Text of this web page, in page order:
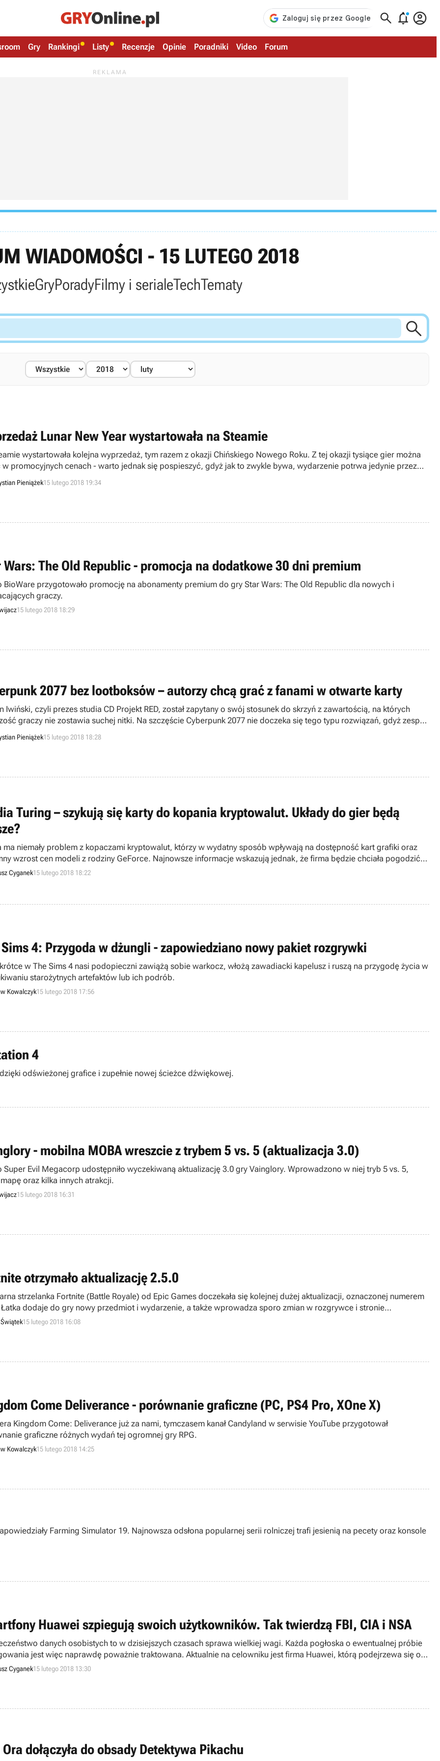
  
Gry Rankingi Listy Recenzje Opinie Poradniki Video Forum
WIADOMOŚCI - 15 LUTEGO 2018
GryPoradyFilmy i serialeTechTematy

Lunar New Year wystartowała na Steamie
wystartowała kolejna wyprzedaż, tym razem z okazji Chińskiego Nowego Roku. Z tej okazji tysiące gier można
w promocyjnych cenach - warto jednak się pospieszyć, gdyż jak to zwykle bywa, wydarzenie potrwa jedynie przez
Pieniążek15 lutego 2018 19:34
Wars: The Old Republic - promocja na dodatkowe 30 dni premium
BioWare przygotowało promocję na abonamenty premium do gry Star Wars: The Old Republic dla nowych i
graczy.
15 lutego 2018 18:29
2077 bez lootboksów – autorzy chcą grać z fanami w otwarte karty
Iwiński, czyli prezes studia CD Projekt RED, został zapytany o swój stosunek do skrzyń z zawartością, na których
graczy nie zostawia suchej nitki. Na szczęście Cyberpunk 2077 nie doczeka się tego typu rozwiązań, gdyż zespół
by dostarczyć dokładnie taką produkcję, na jaką czekają fani jego twórczości.
Pieniążek15 lutego 2018 18:28
Turing – szykują się karty do kopania kryptowalut. Układy do gier będą
ma niemały problem z kopaczami kryptowalut, którzy w wydatny sposób wpływają na dostępność kart grafiki oraz
wzrost cen modeli z rodziny GeForce. Najnowsze informacje wskazują jednak, że firma będzie chciała pogodzić
zwaśnione strony – graczy i wydobywców wirtualnych walut.
Cyganek15 lutego 2018 18:22
4: Przygoda w dżungli - zapowiedziano nowy pakiet rozgrywki
w The Sims 4 nasi podopieczni zawiążą sobie warkocz, włożą zawadiacki kapelusz i ruszą na przygodę życia w
starożytnych artefaktów lub ich podrób.
Kowalczyk15 lutego 2018 17:56
4
odświeżonej grafice i zupełnie nowej ścieżce dźwiękowej.
- mobilna MOBA wreszcie z trybem 5 vs. 5 (aktualizacja 3.0)
Super Evil Megacorp udostępniło wyczekiwaną aktualizację 3.0 gry Vainglory. Wprowadzono w niej tryb 5 vs. 5,
oraz kilka innych atrakcji.
15 lutego 2018 16:31
otrzymało aktualizację 2.5.0
strzelanka Fortnite (Battle Royale) od Epic Games doczekała się kolejnej dużej aktualizacji, oznaczonej numerem
dodaje do gry nowy przedmiot i wydarzenie, a także wprowadza sporo zmian w rozgrywce i stronie
15 lutego 2018 16:08
Come Deliverance - porównanie graficzne (PC, PS4 Pro, XOne X)
Kingdom Come: Deliverance już za nami, tymczasem kanał Candyland w serwisie YouTube przygotował
graficzne różnych wydań tej ogromnej gry RPG.
Kowalczyk15 lutego 2018 14:25
Farming Simulator 19. Najnowsza odsłona popularnej serii rolniczej trafi jesienią na pecety oraz konsole
Huawei szpiegują swoich użytkowników. Tak twierdzą FBI, CIA i NSA
danych osobistych to w dzisiejszych czasach sprawa wielkiej wagi. Każda pogłoska o ewentualnej próbie
jest więc naprawdę poważnie traktowana. Aktualnie na celowniku jest firma Huawei, którą podejrzewa się o
współpracę z chińskim rządem.
Cyganek15 lutego 2018 13:30
dołączyła do obsady Detektywa Pikachu